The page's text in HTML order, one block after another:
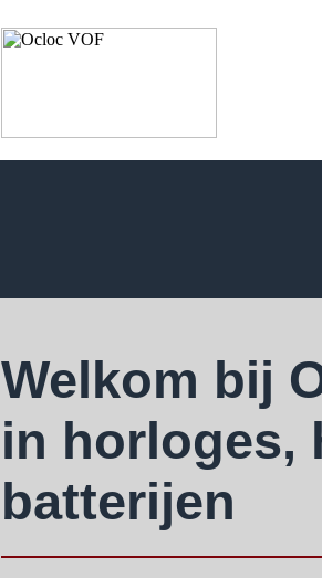
Welkom bij
in horloges,
batterijen